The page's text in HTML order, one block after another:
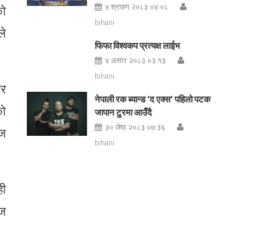
४ श्रावण २०८३ ०४:०८
bihani
फिफा विश्वकप प्रत्यक्ष लाईभ
४ असार २०८३ ०३:१३
bihani
नेपाली रक ब्यान्ड ‘द एक्स’ पहिलो पटक
जापान टुरमा आउँदै
३० जेष्ठ २०८३ ०७:३६
bihani